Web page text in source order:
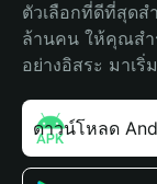
ตัวเลือกที่ดีที่สุดส
ล้านคน ให้คุณสำ
อย่างอิสระ มาเริ่
ดาวน์โหลด